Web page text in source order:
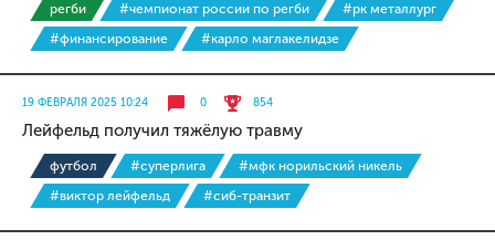
регби #чемпионат россии по регби
#рк металлург
#финансирование
#карло маглакелидзе
19 ФЕВРАЛЯ 2025 10:24 0 854
Лейфельд получил тяжёлую травму
футбол #суперлига
#мфк норильский никель
#виктор лейфельд
#сиб-транзит